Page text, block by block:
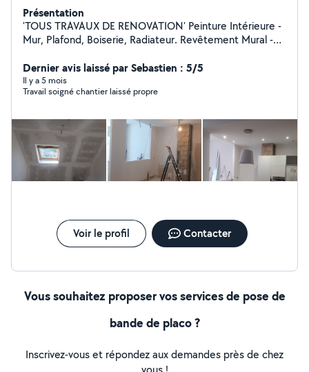
Présentation
'TOUS TRAVAUX DE RENOVATION' Peinture Intérieure -
Mur, Plafond, Boiserie, Radiateur. Revêtement Mural -
Parquet Flottant, Lame PVC, Lino . Aménagement -
Doublage, Faux Plafond, Cloison Sèche Cuisine/SDB -
Dépose/Pose, WC, VMC, Electroménager . Devis
Brest et Alentours Tel: Zero.Sept.83.20.44.41
Dernier avis laissé par Sebastien : 5/5
Il y a 5 mois
Travail soigné chantier laissé propre
Voir le profil Contacter
Vous souhaitez proposer vos services de pose de
bande de placo ?
Inscrivez-vous et répondez aux demandes près de chez